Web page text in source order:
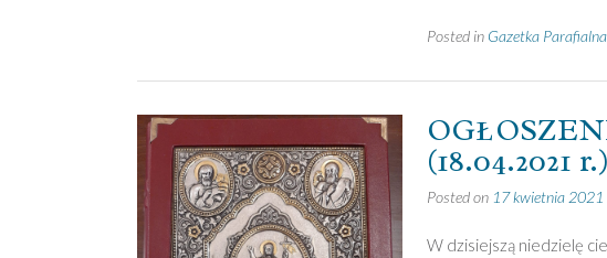
Posted in Gazetka Parafialna
(18.04.2021 r.)
Posted on 17 kwietnia 2021
W dzisiejszą niedzielę